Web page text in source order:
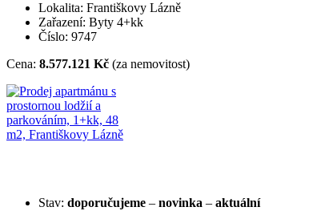
Lokalita: Františkovy Lázně
Zařazení: Byty 4+kk
Číslo: 9747
Cena: 8.577.121 Kč (za nemovitost)
Stav: doporučujeme – novinka – aktuální